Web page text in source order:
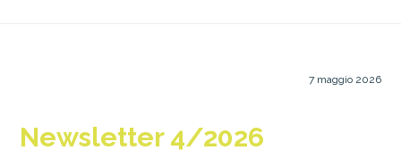
7 maggio 2026
Newsletter 4/2026